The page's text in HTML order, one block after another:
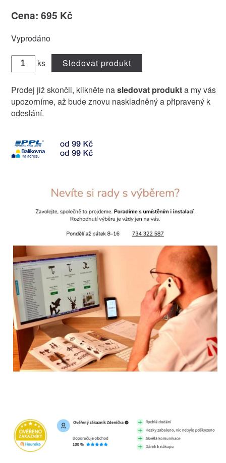
Cena: 695 Kč
Vyprodáno
ks Sledovat produkt
Prodej již skončil, klikněte nasledovat produkta my vás
upozorníme, až bude znovu naskladněný a připravený k
odeslání.